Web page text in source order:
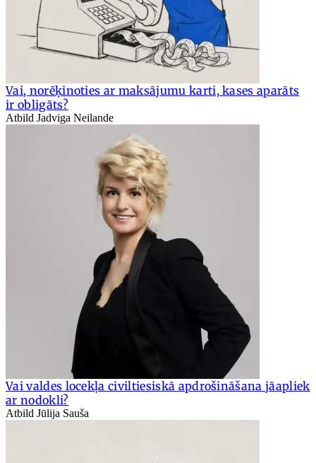
Vai, norēķinoties ar maksājumu karti, kases aparāts
ir obligāts?
Atbild Jadviga Neilande
Vai valdes locekļa civiltiesiskā apdrošināšana jāapliek
ar nodokli?
Atbild Jūlija Sauša